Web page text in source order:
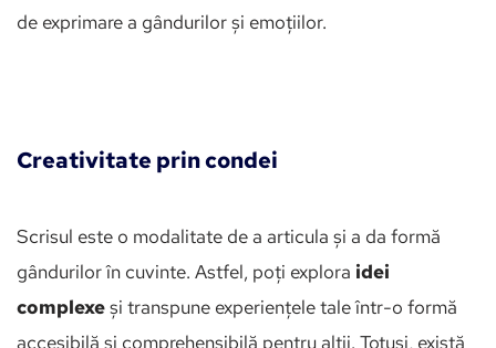
de exprimare a gândurilor și emoțiilor.
Creativitate prin condei
Scrisul este o modalitate de a articula și a da formă
gândurilor în cuvinte. Astfel, poți explora idei
complexe și transpune experiențele tale într-o formă
accesibilă și comprehensibilă pentru alții. Totuși, există